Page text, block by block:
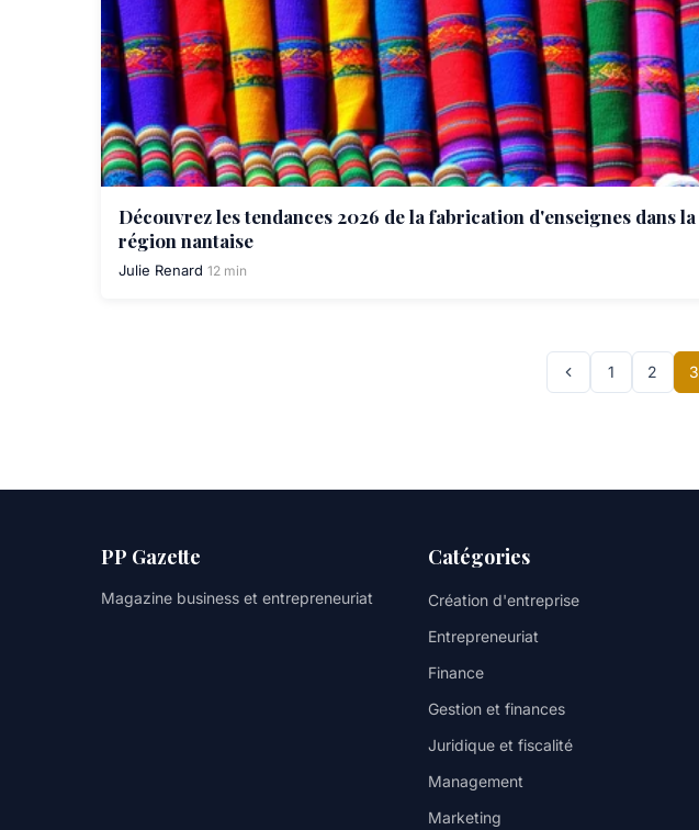
Découvrez les tendances 2026 de la fabrication d'enseignes dans la
région nantaise
Julie Renard 12 min
1 2 3
PP Gazette
Magazine business et entrepreneuriat
Catégories
Création d'entreprise
Entrepreneuriat
Finance
Gestion et finances
Juridique et fiscalité
Management
Marketing